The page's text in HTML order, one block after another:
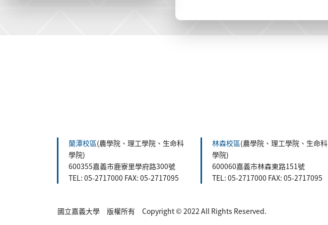
蘭潭校區(農學院、理工學院、生命科
學院)
600355嘉義市鹿寮里學府路300號
TEL: 05-2717000 FAX: 05-2717095
林森校區(農學院、理工學院、生命科
學院)
600060嘉義市林森東路151號
TEL: 05-2717000 FAX: 05-2717095
國立嘉義大學 版權所有 Copyright © 2022 All Rights Reserved.